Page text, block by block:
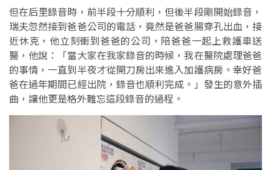
但在后里錄音時，前半段十分順利，但後半段剛開始錄音，
瑞夫忽然接到爸爸公司的電話，竟然是爸爸腸穿孔出血，接
近休克，他立刻衝到爸爸的公司，陪爸爸一起上救護車送
醫，他說：「當大家在我家錄音的時候，我在醫院處理爸爸
的事情，一直到半夜才從開刀房出來進入加護病房。幸好爸
爸在過年期間已經出院，錄音也順利完成。」發生的意外插
曲，讓他更是格外難忘這段錄音的過程。